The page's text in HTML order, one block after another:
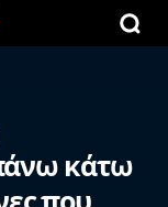
κάτω